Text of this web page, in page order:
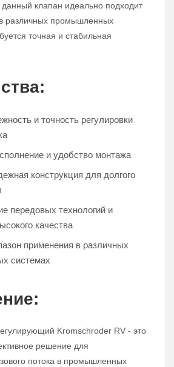
данный клапан идеально подходит
различных промышленных
точная и стабильная
и точность регулировки
и удобство монтажа
конструкция для долгого
передовых технологий и
качества
применения в различных
системах
Kromschroder RV - это
решение для
потока в промышленных